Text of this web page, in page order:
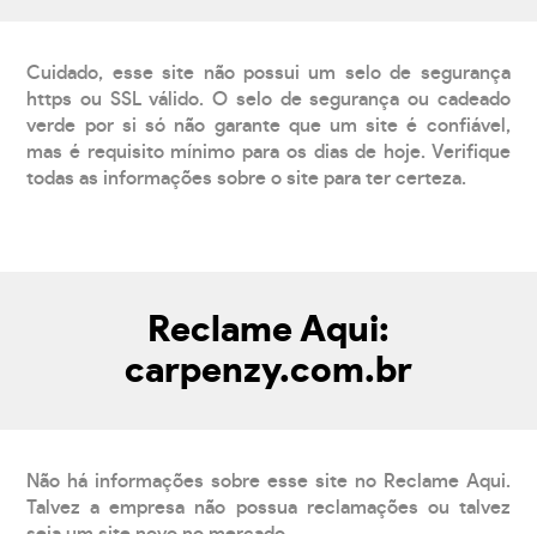
Cuidado, esse site não possui um selo de segurança
https ou SSL válido. O selo de segurança ou cadeado
verde por si só não garante que um site é confiável,
mas é requisito mínimo para os dias de hoje. Verifique
todas as informações sobre o site para ter certeza.
Reclame Aqui:
carpenzy.com.br
Não há informações sobre esse site no Reclame Aqui.
Talvez a empresa não possua reclamações ou talvez